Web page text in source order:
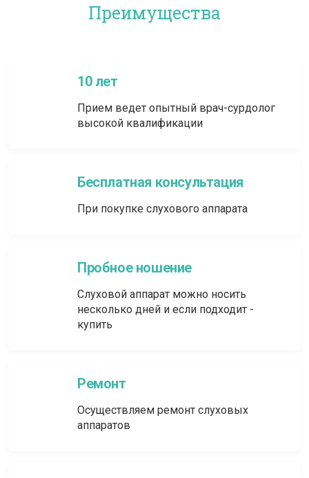
Преимущества
10 лет
Прием ведет опытный врач-сурдолог
высокой квалификации
Бесплатная консультация
При покупке слухового аппарата
Пробное ношение
Слуховой аппарат можно носить
несколько дней и если подходит -
купить
Ремонт
Осуществляем ремонт слуховых
аппаратов